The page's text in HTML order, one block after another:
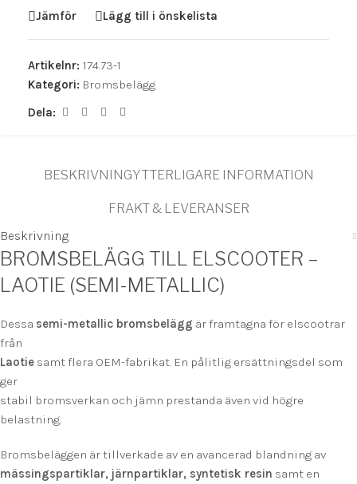
Jämför Lägg till i önskelista
Artikelnr: 174.73-1
Kategori: Bromsbelägg
Dela:
BESKRIVNINGYTTERLIGARE INFORMATION
FRAKT & LEVERANSER
Beskrivning
BROMSBELÄGG TILL ELSCOOTER –
LAOTIE (SEMI-METALLIC)
Dessa semi-metallic bromsbelägg är framtagna för elscootrar
från
Laotie samt flera OEM-fabrikat. En pålitlig ersättningsdel som
ger
stabil bromsverkan och jämn prestanda även vid högre
belastning.
Bromsbeläggen är tillverkade av en avancerad blandning av
mässingspartiklar, järnpartiklar, syntetisk resin samt en